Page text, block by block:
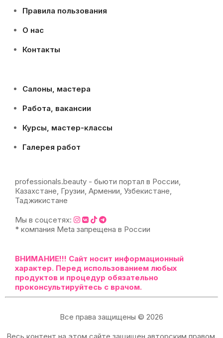
Правила пользования
О нас
Контакты
Салоны, мастера
Работа, вакансии
Курсы, мастер-классы
Галерея работ
professionals.beauty - бьюти портал в России,
Казахстане, Грузии, Армении, Узбекистане,
Таджикистане
Мы в соцсетях:
* компания Meta запрещена в России
ВНИМАНИЕ!!! Сайт носит информационный
характер. Перед использованием любых
продуктов и процедур обязательно
проконсультируйтесь с врачом.
Все права защищены © 2026